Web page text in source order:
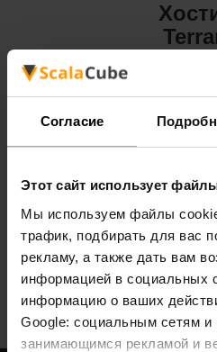
Согласие
Этот сайт использует
Мы используем файлы
трафик, подбирать для вас
рекламу, а также дать вам
информацией в социальных
информацию о ваших
Google: социальным сетям и
занимающимся рекламой и